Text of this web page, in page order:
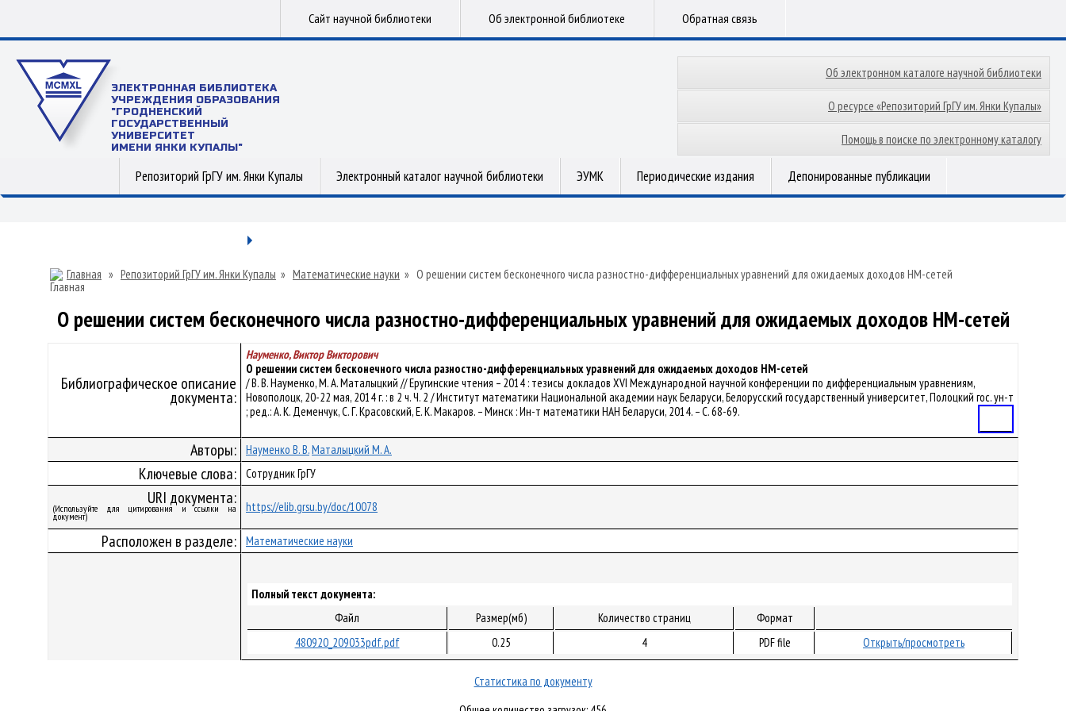
Сайт научной библиотеки Об электронной библиотеке Обратная связь
ЭЛЕКТРОННАЯ БИБЛИОТЕКА
УЧРЕЖДЕНИЯ ОБРАЗОВАНИЯ
"ГРОДНЕНСКИЙ
ГОСУДАРСТВЕННЫЙ
УНИВЕРСИТЕТ
ИМЕНИ ЯНКИ КУПАЛЫ"
Об электронном каталоге научной библиотеки
О ресурсе «Репозиторий ГрГУ им. Янки Купалы»
Помощь в поиске по электронному каталогу
Репозиторий ГрГУ им. Янки Купалы Электронный каталог научной библиотеки ЭУМК Периодические издания Депонированные публикации
Главная » Репозиторий ГрГУ им. Янки Купалы » Математические науки » О решении систем бесконечного числа разностно-дифференциальных уравнений для ожидаемых доходов НМ-сетей
О решении систем бесконечного числа разностно-дифференциальных уравнений для ожидаемых доходов НМ-сетей
Библиографическое описание
документа:
Науменко, Виктор Викторович
О решении систем бесконечного числа разностно-дифференциальных уравнений для ожидаемых доходов НМ-сетей
/ В. В. Науменко, М. А. Маталыцкий // Еругинские чтения – 2014 : тезисы докладов XVI Международной научной конференции по дифференциальным уравнениям,
Новополоцк, 20-22 мая, 2014 г. : в 2 ч. Ч. 2 / Институт математики Национальной академии наук Беларуси, Белорусский государственный университет, Полоцкий гос. ун-т
; ред.: А. К. Деменчук, С. Г. Красовский, Е. К. Макаров. – Минск : Ин-т математики НАН Беларуси, 2014. – С. 68-69.
Авторы: Науменко В. В.Маталыцкий М. А.
Ключевые слова: Сотрудник ГрГУ
URI документа:
(Используйте для цитирования и ссылки на
документ)
https://elib.grsu.by/doc/10078
Расположен в разделе: Математические науки
Полный текст документа:
Файл
Размер(мб) Количество страниц
Формат
480920_209033pdf.pdf
0.25 4 PDF file Открыть/просмотреть
Статистика по документу